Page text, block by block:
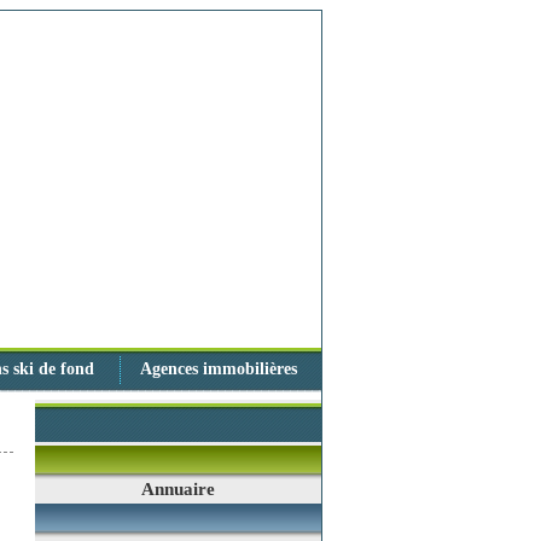
ski de fond Agences immobilières
Annuaire